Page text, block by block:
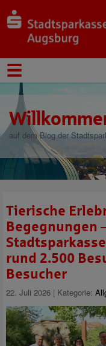
auf dem Blog der
Tierische
Begegnungen
rund 2.500
Besucher
22. Juli 2026 | Kategorie: